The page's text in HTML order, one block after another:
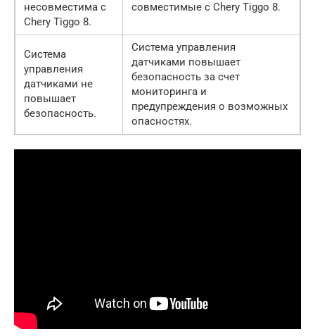
несовместима с
Chery Tiggo 8.
совместимые с Chery Tiggo 8.
Система
управления
датчиками не
повышает
безопасность.
Система управления
датчиками повышает
безопасность за счет
мониторинга и
предупреждения о возможных
опасностях.